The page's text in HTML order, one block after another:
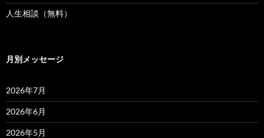
人生相談（無料）
月別メッセージ
2026年7月
2026年6月
2026年5月